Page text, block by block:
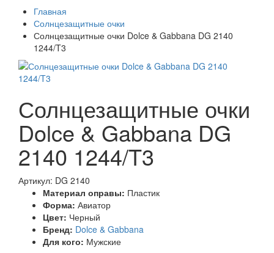
Главная
Солнцезащитные очки
Солнцезащитные очки Dolce & Gabbana DG 2140
1244/T3
Солнцезащитные очки
Dolce & Gabbana DG
2140 1244/T3
Артикул: DG 2140
Материал оправы: Пластик
Форма: Авиатор
Цвет: Черный
Бренд: Dolce & Gabbana
Для кого: Мужские